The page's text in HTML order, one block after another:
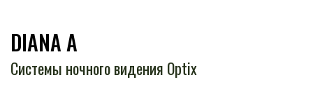
DIANA A
Системы ночного видения Optix